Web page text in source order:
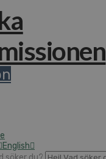
English